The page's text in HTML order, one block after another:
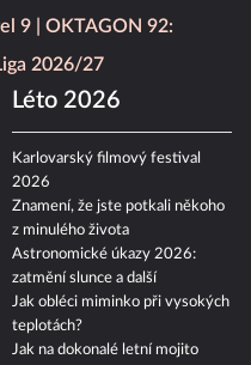
9
OKTAGON 92:
2026/27
Léto 2026
Karlovarský filmový festival
2026
Znamení, že jste potkali někoho
z minulého života
Astronomické úkazy 2026:
zatmění slunce a další
Jak obléci miminko při vysokých
teplotách?
Jak na dokonalé letní mojito